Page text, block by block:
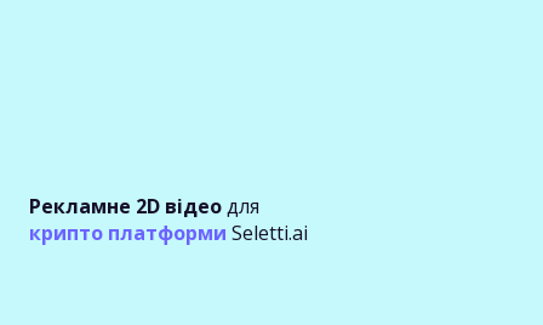
Рекламне 2D відеодля
крипто платформи Seletti.ai